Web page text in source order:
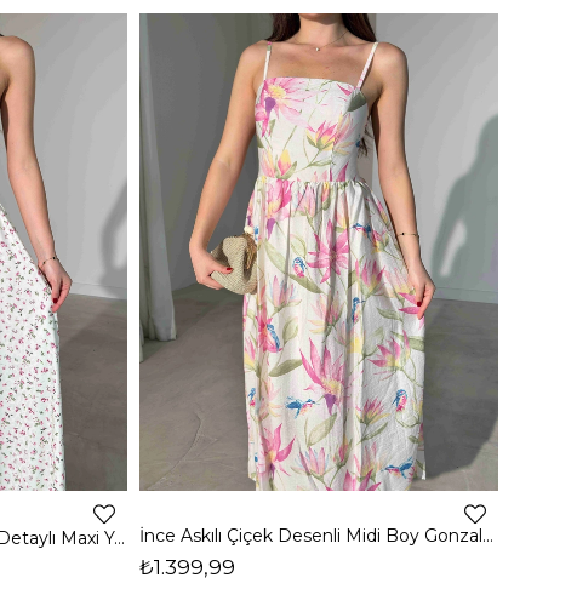
Tek Omuz Çiçekli Pencere Detaylı Maxi Yeşil Yahir Kadın Elbise 26Y455 İnce Askılı Çiçek Desenli Midi Boy Gonzalo Kadın Elbise 26Y453
₺1.399,99